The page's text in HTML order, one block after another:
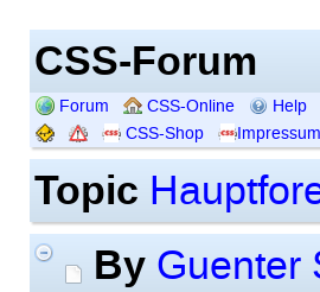
CSS-Forum
Forum CSS-Online Help
CSS-Shop
Impressum
Topic
By Guenter